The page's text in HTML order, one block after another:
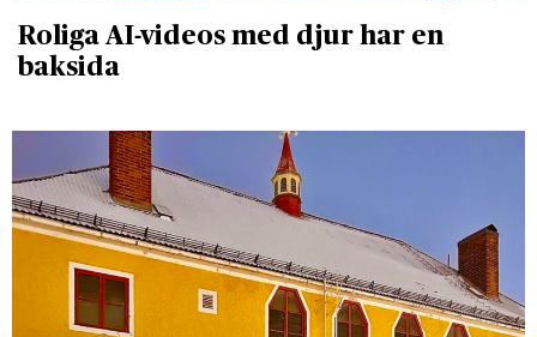
Roliga AI-videos med djur har en
baksida